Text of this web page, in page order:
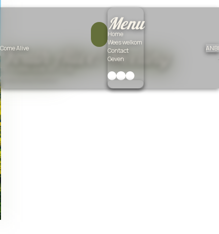
Come Alive
Menu
Home
Wees welkom
Contact
Geven
ANBI
Youth Alive! Meeting
10-11-2025 19:30 tot 21:00
Come Alive Center